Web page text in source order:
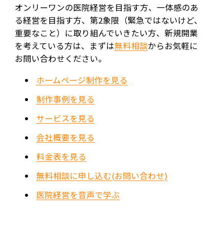
オンリーワンの医院経営を目指す方、一体感のあ
る経営を目指す方、第2象限（緊急ではないけど、
重要なこと）に取り組んでいきたい方、新規開業
を考えている方は、まずは無料相談からお気軽に
お問い合わせください。
ホームページ制作を見る
制作事例を見る
サービスを見る
会社概要を見る
料金表を見る
無料相談に申し込む(お問い合わせ)
医院経営を音声で学ぶ